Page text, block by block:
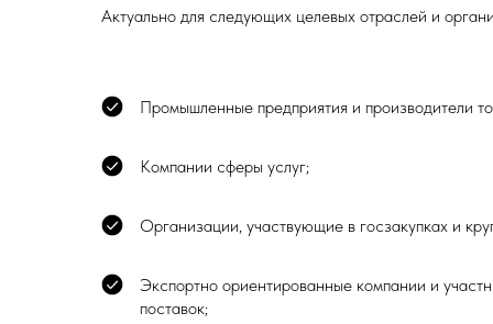
Актуально для следующих целевых отраслей и
Промышленные предприятия и производители
Компании сферы услуг;
Организации, участвующие в госзакупках и
Экспортно ориентированные компании и
поставок;